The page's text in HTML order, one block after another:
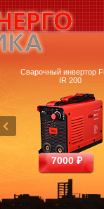
Сварочный инвертор
IR 200
7000 ₽